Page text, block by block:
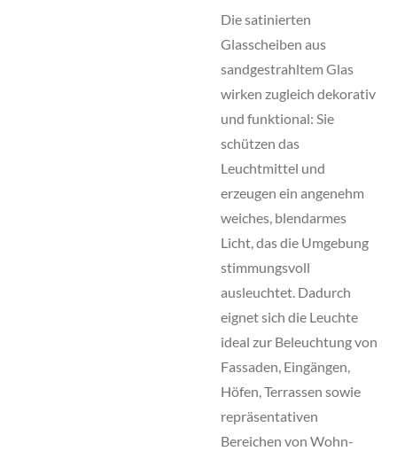
Die satinierten
Glasscheiben aus
sandgestrahltem Glas
wirken zugleich dekorativ
und funktional: Sie
schützen das
Leuchtmittel und
erzeugen ein angenehm
weiches, blendarmes
Licht, das die Umgebung
stimmungsvoll
ausleuchtet. Dadurch
eignet sich die Leuchte
ideal zur Beleuchtung von
Fassaden, Eingängen,
Höfen, Terrassen sowie
repräsentativen
Bereichen von Wohn-